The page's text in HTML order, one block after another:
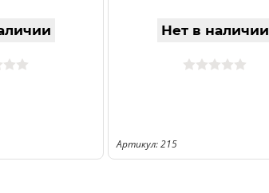
Нет в наличии
Артикул: 215